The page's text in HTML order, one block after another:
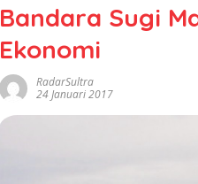
Bandara Sugi
Ekonomi
RadarSultra
24 Januari 2017